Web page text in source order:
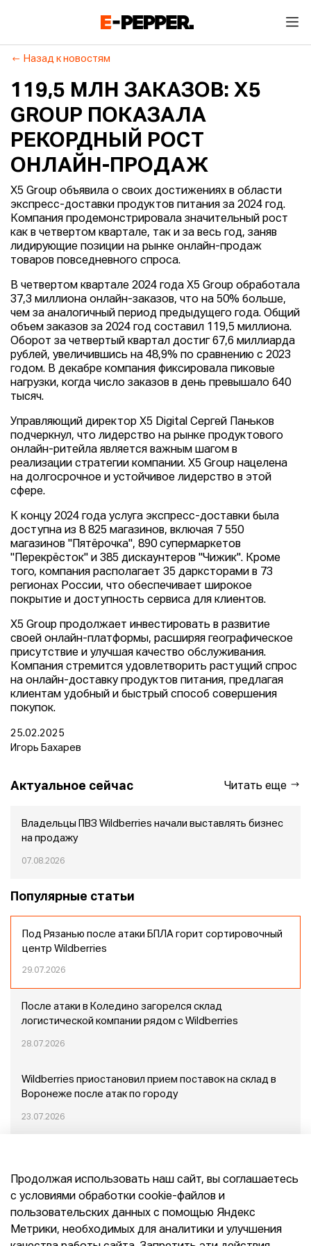
Назад к новостям
119,5 МЛН ЗАКАЗОВ: X5
GROUP ПОКАЗАЛА
РЕКОРДНЫЙ РОСТ
ОНЛАЙН-ПРОДАЖ
X5 Group объявила о своих достижениях в области
экспресс-доставки продуктов питания за 2024 год.
Компания продемонстрировала значительный рост
как в четвертом квартале, так и за весь год, заняв
лидирующие позиции на рынке онлайн-продаж
товаров повседневного спроса.
В четвертом квартале 2024 года X5 Group обработала
37,3 миллиона онлайн-заказов, что на 50% больше,
чем за аналогичный период предыдущего года. Общий
объем заказов за 2024 год составил 119,5 миллиона.
Оборот за четвертый квартал достиг 67,6 миллиарда
рублей, увеличившись на 48,9% по сравнению с 2023
годом. В декабре компания фиксировала пиковые
нагрузки, когда число заказов в день превышало 640
тысяч.
Управляющий директор X5 Digital Сергей Паньков
подчеркнул, что лидерство на рынке продуктового
онлайн-ритейла является важным шагом в
реализации стратегии компании. X5 Group нацелена
на долгосрочное и устойчивое лидерство в этой
сфере.
К концу 2024 года услуга экспресс-доставки была
доступна из 8 825 магазинов, включая 7 550
магазинов "Пятёрочка", 890 супермаркетов
"Перекрёсток" и 385 дискаунтеров "Чижик". Кроме
того, компания располагает 35 дарксторами в 73
регионах России, что обеспечивает широкое
покрытие и доступность сервиса для клиентов.
X5 Group продолжает инвестировать в развитие
своей онлайн-платформы, расширяя географическое
присутствие и улучшая качество обслуживания.
Компания стремится удовлетворить растущий спрос
на онлайн-доставку продуктов питания, предлагая
клиентам удобный и быстрый способ совершения
покупок.
25.02.2025
Игорь Бахарев
Актуальное сейчас Читать еще
Владельцы ПВЗ Wildberries начали выставлять бизнес
на продажу
07.08.2026
Популярные статьи
Под Рязанью после атаки БПЛА горит сортировочный
центр Wildberries
29.07.2026
После атаки в Коледино загорелся склад
логистической компании рядом с Wildberries
28.07.2026
Wildberries приостановил прием поставок на склад в
Воронеже после атак по городу
23.07.2026
Конец эпохи маркетплейсов: прогнозы сооснователя
Mr.Doors Максима Валецкого
Продолжая использовать наш сайт, вы соглашаетесь
с условиями обработки cookie-файлов и
пользовательских данных с помощью Яндекс
Метрики, необходимых для аналитики и улучшения